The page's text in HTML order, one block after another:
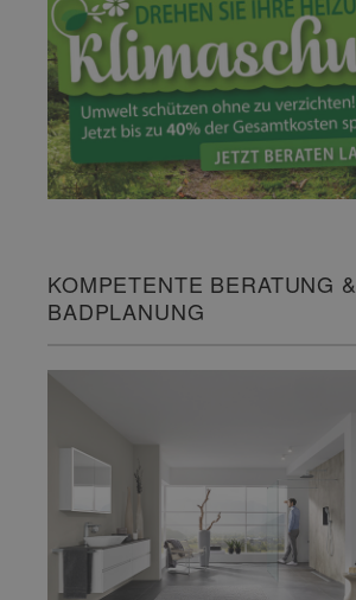
KOMPETENTE BERATUNG &
BADPLANUNG